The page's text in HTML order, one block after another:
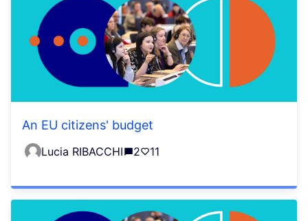
An EU citizens' budget
Lucia RIBACCHI 2 11